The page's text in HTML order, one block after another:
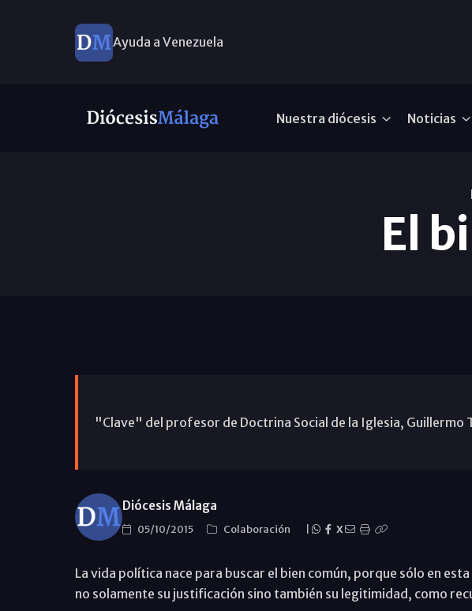
Ayuda a Venezuela
Nuestra diócesis Noticias
El
"Clave" del profesor de Doctrina Social de la Iglesia, Guillermo
Diócesis Málaga
05/10/2015 Colaboración X
La vida política nace para buscar el bien común, porque sólo en
no solamente su justificación sino también su legitimidad, como